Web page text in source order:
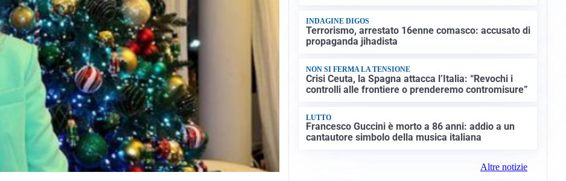
INDAGINE DIGOS
Terrorismo, arrestato 16enne comasco: accusato di
propaganda jihadista
NON SI FERMA LA TENSIONE
Crisi Ceuta, la Spagna attacca l’Italia: “Revochi i
controlli alle frontiere o prenderemo contromisure”
LUTTO
Francesco Guccini è morto a 86 anni: addio a un
cantautore simbolo della musica italiana
Altre notizie